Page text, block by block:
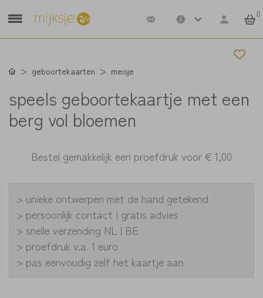
0
geboortekaarten meisje
speels geboortekaartje met een
berg vol bloemen
Bestel gemakkelijk een proefdruk voor€ 1,00
> unieke ontwerpen met de hand getekend
> persoonlijk contact | gratis advies
> snelle verzending NL | BE
> proefdruk v.a. 1 euro
> pas eenvoudig zelf het kaartje aan